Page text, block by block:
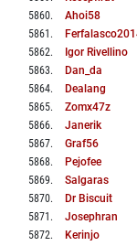
5860. Ahoi58
5861 .
5862. Igor Rivellino
5863. Dan_da
5864. Dealang
5865. Zomx47z
5866. Janerik
5867. Graf56
5868. Pejofee
5869. Salgaras
5870. Dr Biscuit
5871 . Josephran
5872. Kerinjo